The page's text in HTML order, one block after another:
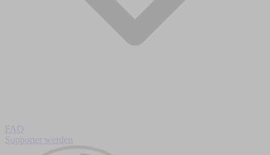
FAQ
Supporter werden